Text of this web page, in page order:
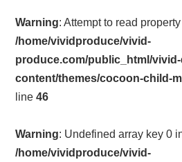
Warning: Attempt to read
/home/vividproduce/vivid-
produce.com/public_html/
content/themes/cocoon-child-
line46
Warning: Undefined array key 0
/home/vividproduce/vivid-